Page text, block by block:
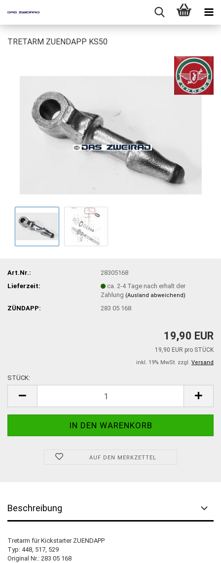
TRETARM ZUENDAPP KS50
Art.Nr.:
28305168
Lieferzeit:
ca. 2-4 Tage nach erhalt der
Zahlung (Ausland abweichend)
ZÜNDAPP: 283 05 168
19,90 EUR
19,90 EUR pro STÜCK
inkl. 19% MwSt. zzgl. Versand
STÜCK:
AUF DEN MERKZETTEL
Beschreibung
Tretarm für Kickstarter ZUENDAPP
Typ: 448, 517, 529
Original Nr.: 283 05 168